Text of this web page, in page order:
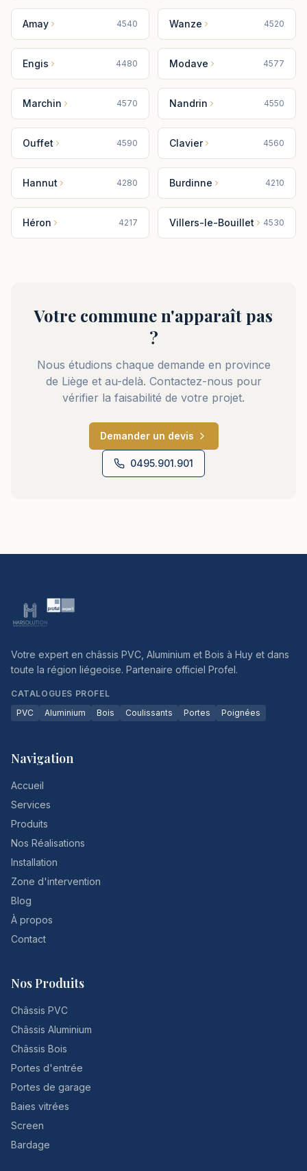
Amay 4540 Wanze 4520
Engis 4480 Modave 4577
Marchin 4570 Nandrin 4550
Ouffet 4590 Clavier 4560
Hannut 4280 Burdinne 4210
Héron 4217 Villers-le-Bouillet 4530
Votre commune n'apparaît pas
?
Nous étudions chaque demande en province
de Liège et au-delà. Contactez-nous pour
vérifier la faisabilité de votre projet.
Demander un devis
0495.901.901
Votre expert en châssis PVC, Aluminium et Bois à Huy et dans
toute la région liégeoise. Partenaire officiel Profel.
CATALOGUES PROFEL
PVC
Aluminium Bois Coulissants Portes Poignées
Navigation
Accueil
Services
Produits
Nos Réalisations
Installation
Zone d'intervention
Blog
À propos
Contact
Nos Produits
Châssis PVC
Châssis Aluminium
Châssis Bois
Portes d'entrée
Portes de garage
Baies vitrées
Screen
Bardage